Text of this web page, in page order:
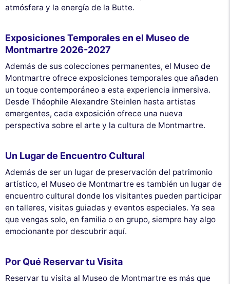
atmósfera y la energía de la Butte.
Exposiciones Temporales en el Museo de
Montmartre 2026-2027
Además de sus colecciones permanentes, el Museo de
Montmartre ofrece exposiciones temporales que añaden
un toque contemporáneo a esta experiencia inmersiva.
Desde Théophile Alexandre Steinlen hasta artistas
emergentes, cada exposición ofrece una nueva
perspectiva sobre el arte y la cultura de Montmartre.
Un Lugar de Encuentro Cultural
Además de ser un lugar de preservación del patrimonio
artístico, el Museo de Montmartre es también un lugar de
encuentro cultural donde los visitantes pueden participar
en talleres, visitas guiadas y eventos especiales. Ya sea
que vengas solo, en familia o en grupo, siempre hay algo
emocionante por descubrir aquí.
Por Qué Reservar tu Visita
Reservar tu visita al Museo de Montmartre es más que